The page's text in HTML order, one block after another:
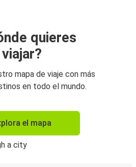
quieres
viajar?
mapa de viaje con más
en todo el mundo.
el mapa